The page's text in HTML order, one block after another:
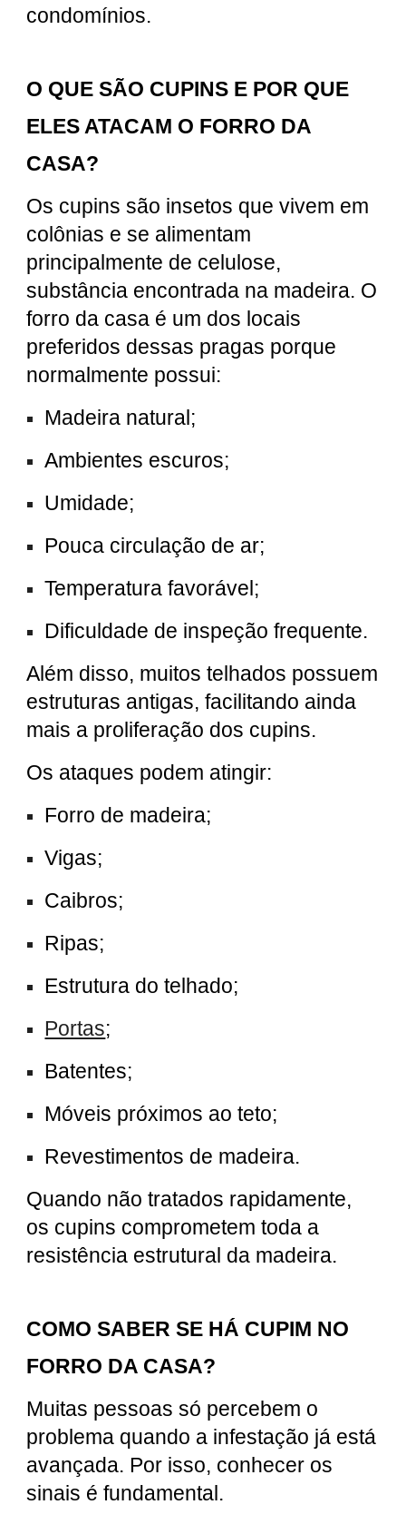
condomínios.
O QUE SÃO CUPINS E POR QUE
ELES ATACAM O FORRO DA
CASA?
Os cupins são insetos que vivem em
colônias e se alimentam
principalmente de celulose,
substância encontrada na madeira. O
forro da casa é um dos locais
preferidos dessas pragas porque
normalmente possui:
Madeira natural;
Ambientes escuros;
Umidade;
Pouca circulação de ar;
Temperatura favorável;
Dificuldade de inspeção frequente.
Além disso, muitos telhados possuem
estruturas antigas, facilitando ainda
mais a proliferação dos cupins.
Os ataques podem atingir:
Forro de madeira;
Vigas;
Caibros;
Ripas;
Estrutura do telhado;
Portas;
Batentes;
Móveis próximos ao teto;
Revestimentos de madeira.
Quando não tratados rapidamente,
os cupins comprometem toda a
resistência estrutural da madeira.
COMO SABER SE HÁ CUPIM NO
FORRO DA CASA?
Muitas pessoas só percebem o
problema quando a infestação já está
avançada. Por isso, conhecer os
sinais é fundamental.